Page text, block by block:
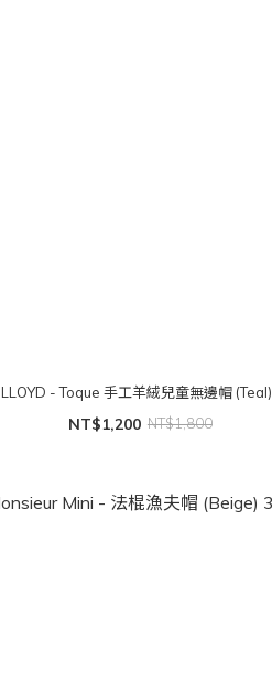
LLOYD - Toque 手工羊絨兒童無邊帽 (Teal)
NT$1,200 NT$1,800